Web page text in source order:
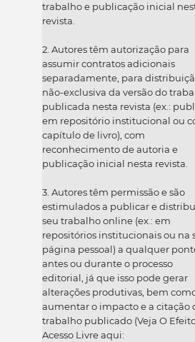
trabalho e publicação inicial
revista.
2. Autores têm autorização para
assumir contratos adicionais
separadamente, para
não-exclusiva da versão do
publicada nesta revista (ex.:
em repositório institucional ou
capítulo de livro), com
reconhecimento de autoria e
publicação inicial nesta revista.
3. Autores têm permissão e são
estimulados a publicar e
seu trabalho online (ex.: em
repositórios institucionais ou na
página pessoal) a qualquer
antes ou durante o processo
editorial, já que isso pode gerar
alterações produtivas, bem
aumentar o impacto e a citação
trabalho publicado (Veja O
Acesso Livre aqui: